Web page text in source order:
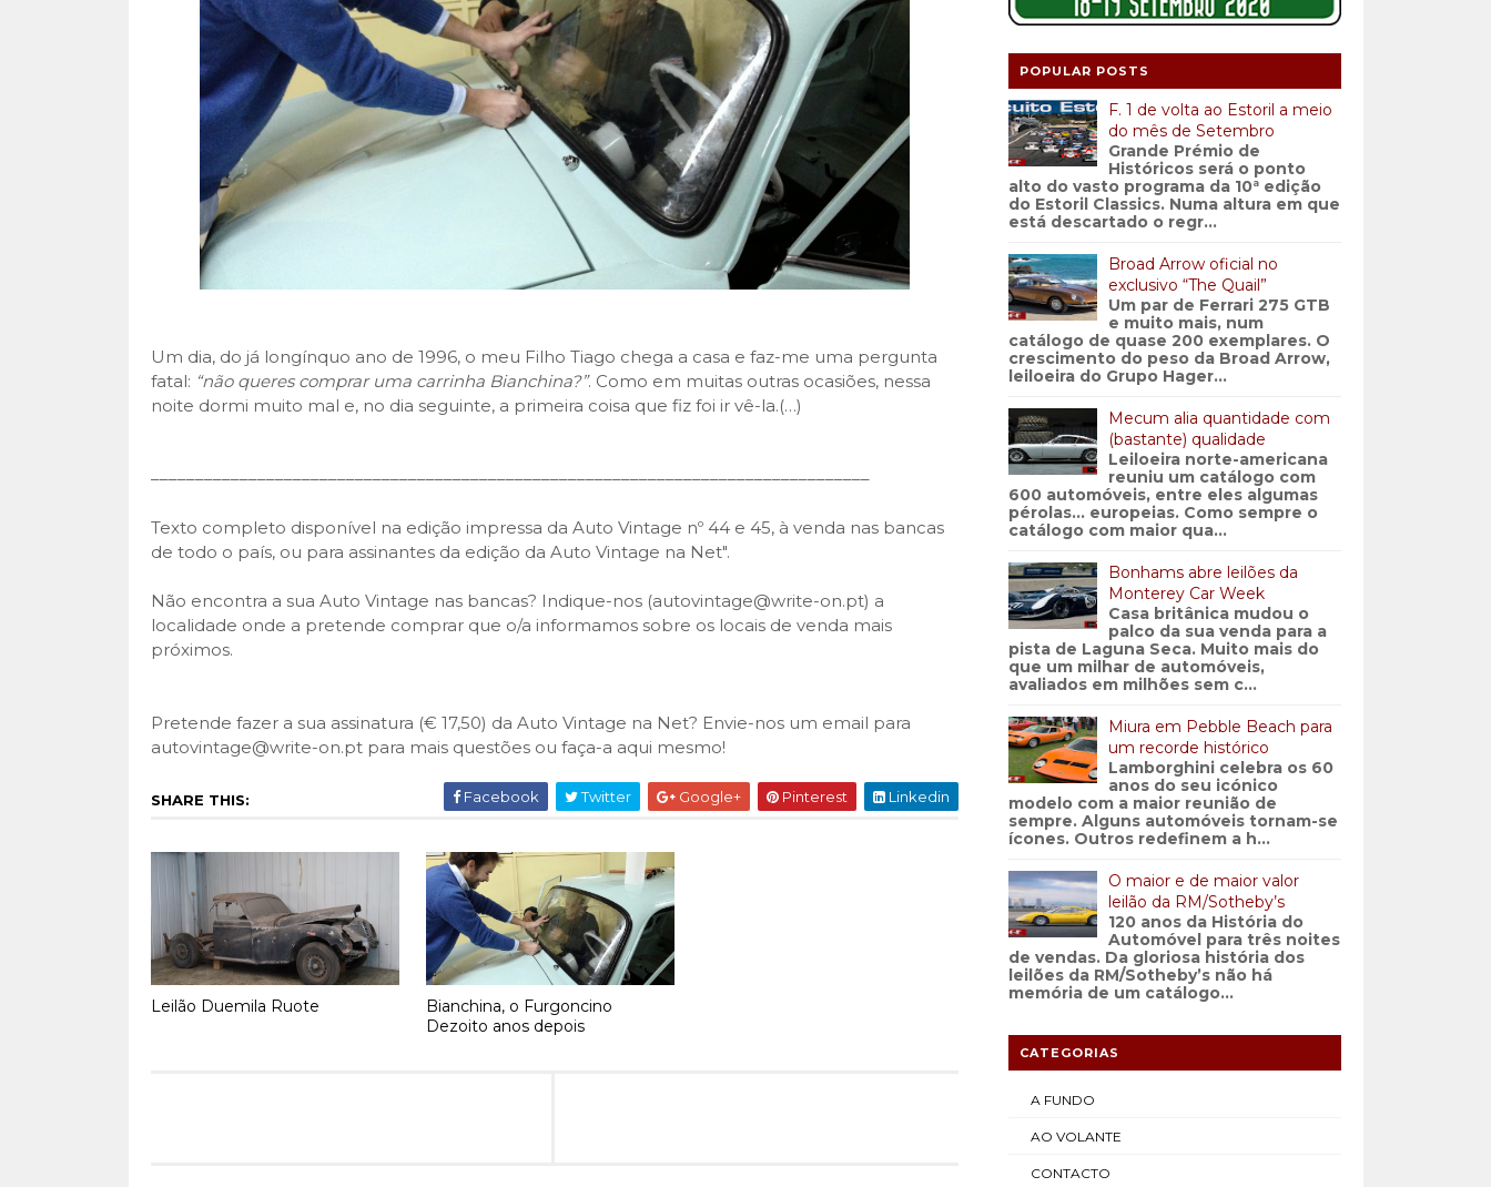
Um dia, do já longínquo ano de 1996, o meu Filho Tiago chega a casa e faz-me uma pergunta
fatal: “não queres comprar uma carrinha Bianchina?”. Como em muitas outras ocasiões, nessa
noite dormi muito mal e, no dia seguinte, a primeira coisa que fiz foi ir vê-la.(…)
–––––––––––––––––––––––––––––––––––––––––––––––––––––––––––––––––––––––––––––––––
Texto completo disponível na edição impressa da Auto Vintage nº 44 e 45, à venda nas bancas
de todo o país, ou para assinantes da edição da Auto Vintage na Net".
Não encontra a sua Auto Vintage nas bancas? Indique-nos (autovintage@write-on.pt) a
localidade onde a pretende comprar que o/a informamos sobre os locais de venda mais
próximos.
Pretende fazer a sua assinatura (€ 17,50) da Auto Vintage na Net? Envie-nos um email para
autovintage@write-on.pt para mais questões ou faça-a aqui mesmo!
SHARE THIS: Facebook Twitter Google+ Pinterest Linkedin
Leilão Duemila Ruote
Bianchina, o Furgoncino
Dezoito anos depois
POPULAR POSTS
F. 1 de volta ao Estoril a meio
do mês de Setembro
Grande Prémio de
Históricos será o ponto
alto do vasto programa da 10ª edição
do Estoril Classics. Numa altura em que
está descartado o regr...
Broad Arrow oficial no
exclusivo “The Quail”
Um par de Ferrari 275 GTB
e muito mais, num
catálogo de quase 200 exemplares. O
crescimento do peso da Broad Arrow,
leiloeira do Grupo Hager...
Mecum alia quantidade com
(bastante) qualidade
Leiloeira norte-americana
reuniu um catálogo com
600 automóveis, entre eles algumas
pérolas… europeias. Como sempre o
catálogo com maior qua...
Bonhams abre leilões da
Monterey Car Week
Casa britânica mudou o
palco da sua venda para a
pista de Laguna Seca. Muito mais do
que um milhar de automóveis,
avaliados em milhões sem c...
Miura em Pebble Beach para
um recorde histórico
Lamborghini celebra os 60
anos do seu icónico
modelo com a maior reunião de
sempre. Alguns automóveis tornam-se
ícones. Outros redefinem a h...
O maior e de maior valor
leilão da RM/Sotheby’s
120 anos da História do
Automóvel para três noites
de vendas. Da gloriosa história dos
leilões da RM/Sotheby’s não há
memória de um catálogo...
CATEGORIAS
A FUNDO
AO VOLANTE
CONTACTO